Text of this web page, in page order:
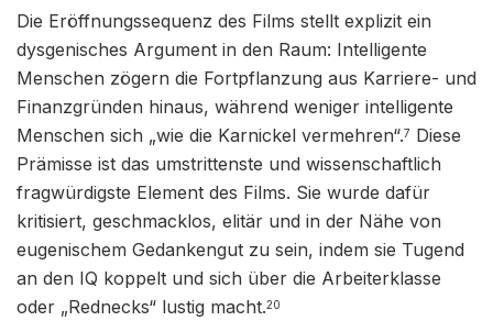
Die Eröffnungssequenz des Films stellt explizit ein
dysgenisches Argument in den Raum: Intelligente
Menschen zögern die Fortpflanzung aus Karriere- und
Finanzgründen hinaus, während weniger intelligente
Menschen sich „wie die Karnickel vermehren“.7 Diese
Prämisse ist das umstrittenste und wissenschaftlich
fragwürdigste Element des Films. Sie wurde dafür
kritisiert, geschmacklos, elitär und in der Nähe von
eugenischem Gedankengut zu sein, indem sie Tugend
an den IQ koppelt und sich über die Arbeiterklasse
oder „Rednecks“ lustig macht.20